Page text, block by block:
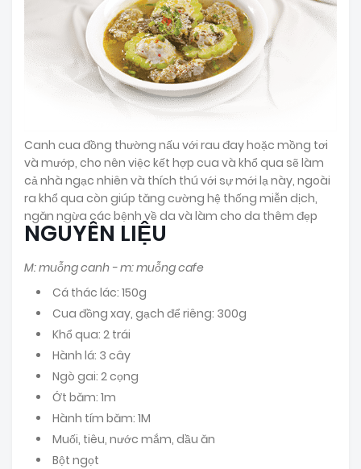
Canh cua đồng thường nấu với rau đay hoặc mồng tơi
và mướp, cho nên việc kết hợp cua và khổ qua sẽ làm
cả nhà ngạc nhiên và thích thú với sự mới lạ này, ngoài
ra khổ qua còn giúp tăng cường hệ thống miễn dịch,
ngăn ngừa các bệnh về da và làm cho da thêm đẹp
NGUYÊN LIỆU
M: muỗng canh - m: muỗng cafe
Cá thác lác: 150g
Cua đồng xay, gạch để riêng: 300g
Khổ qua: 2 trái
Hành lá: 3 cây
Ngò gai: 2 cọng
Ớt băm: 1m
Hành tím băm: 1M
Muối, tiêu, nước mắm, dầu ăn
Bột ngọt